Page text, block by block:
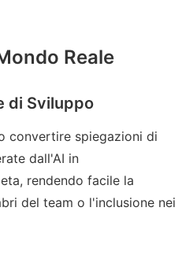
Reale
di Sviluppo
convertire spiegazioni di
dall'AI in
rendendo facile la
del team o l'inclusione nei